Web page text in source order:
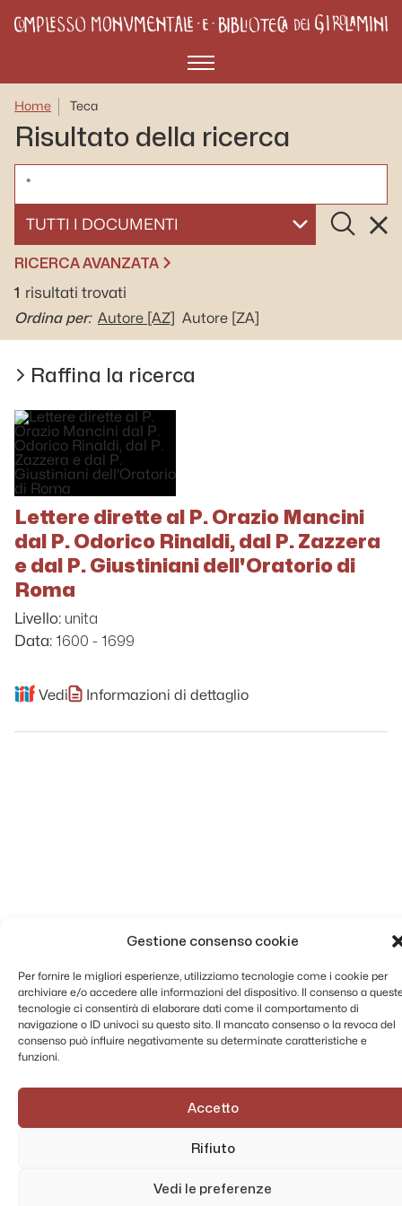
Gestione consenso cookie
Per fornire le migliori esperienze, utilizziamo tecnologie come i cookie per
archiviare e/o accedere alle informazioni del dispositivo. Il consenso a
tecnologie ci consentirà di elaborare dati come il comportamento di
navigazione o ID univoci su questo sito. Il mancato consenso o la revoca del
consenso può influire negativamente su determinate caratteristiche e
funzioni.
Accetto
Rifiuto
Vedi le preferenze
Menù
Home Teca
Risultato della ricerca
SELEZIONA UN DOCUMENTO
Cerca
RICERCA AVANZATA
1 risultati trovati
Ordina per: Autore [AZ] Autore [ZA]
Raffina la ricerca
Lettere dirette al P. Orazio Mancini
dal P. Odorico Rinaldi, dal P. Zazzera
e dal P. Giustiniani dell'Oratorio di
Roma
Livello: unita
Data: 1600 - 1699
Vedi Informazioni di dettaglio